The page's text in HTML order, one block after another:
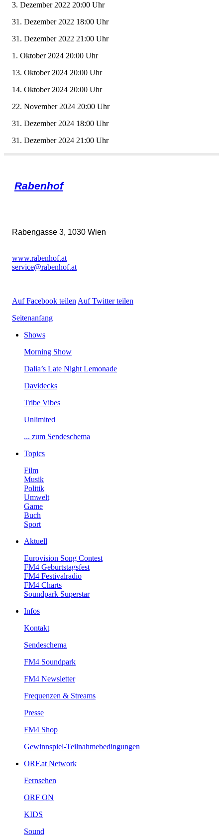
3.Dezember202220:00Uhr
31.Dezember202218:00Uhr
31.Dezember202221:00Uhr
1.Oktober202420:00Uhr
13.Oktober202420:00Uhr
14.Oktober202420:00Uhr
22.November202420:00Uhr
31.Dezember202418:00Uhr
31.Dezember202421:00Uhr
Rabenhof
Rabengasse3,1030Wien
www.rabenhof.at
service@rabenhof.at
AufFacebookteilenAufTwitterteilen
Seitenanfang
Shows
MorningShow
Dalia’sLateNightLemonade
Davidecks
TribeVibes
Unlimited
...zumSendeschema
Topics
Film
Musik
Politik
Umwelt
Game
Buch
Sport
Aktuell
EurovisionSongContest
FM4Geburtstagsfest
FM4Festivalradio
FM4Charts
SoundparkSuperstar
Infos
Kontakt
Sendeschema
FM4Soundpark
FM4Newsletter
Frequenzen&Streams
Presse
FM4Shop
Gewinnspiel-Teilnahmebedingungen
ORF.atNetwork
Fernsehen
ORFON
KIDS
Sound